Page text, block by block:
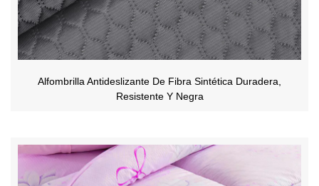
Alfombrilla Antideslizante De Fibra Sintética Duradera,
Resistente Y Negra